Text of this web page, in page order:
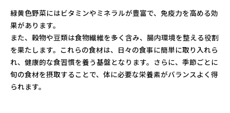
緑黄色野菜にはビタミンやミネラルが豊富で、免疫力を高める効
果があります。
また、穀物や豆類は食物繊維を多く含み、腸内環境を整える役割
を果たします。これらの食材は、日々の食事に簡単に取り入れら
れ、健康的な食習慣を養う基盤となります。さらに、季節ごとに
旬の食材を摂取することで、体に必要な栄養素がバランスよく得
られます。